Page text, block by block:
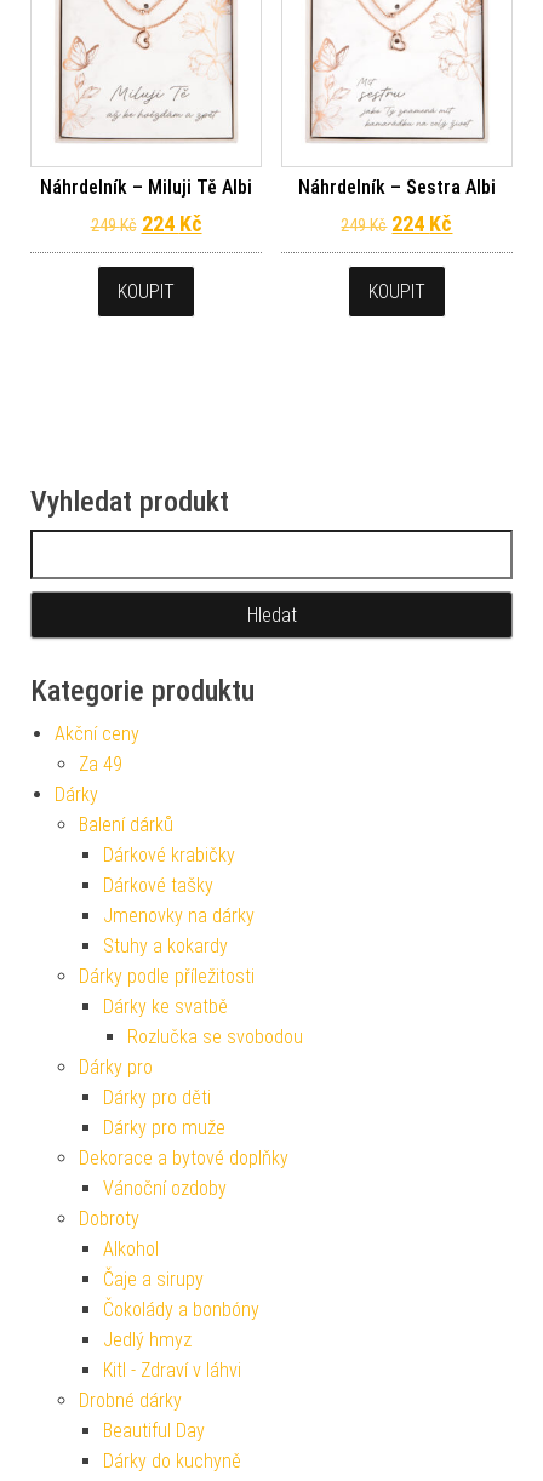
Náhrdelník – Miluji Tě Albi
249Kč Původní cena byla: 249 Kč.
224 KčAktuální cena je: 224 Kč.
KOUPIT
Náhrdelník – Sestra Albi
249Kč Původní cena
224 Kč
KOUPIT
Vyhledat produkt
Kategorie produktu
Akční ceny
Za 49
Dárky
Balení dárků
Dárkové krabičky
Dárkové tašky
Jmenovky na dárky
Stuhy a kokardy
Dárky podle příležitosti
Dárky ke svatbě
Rozlučka se svobodou
Dárky pro
Dárky pro děti
Dárky pro muže
Dekorace a bytové doplňky
Vánoční ozdoby
Dobroty
Alkohol
Čaje a sirupy
Čokolády a bonbóny
Jedlý hmyz
Kitl - Zdraví v láhvi
Drobné dárky
Beautiful Day
Dárky do kuchyně